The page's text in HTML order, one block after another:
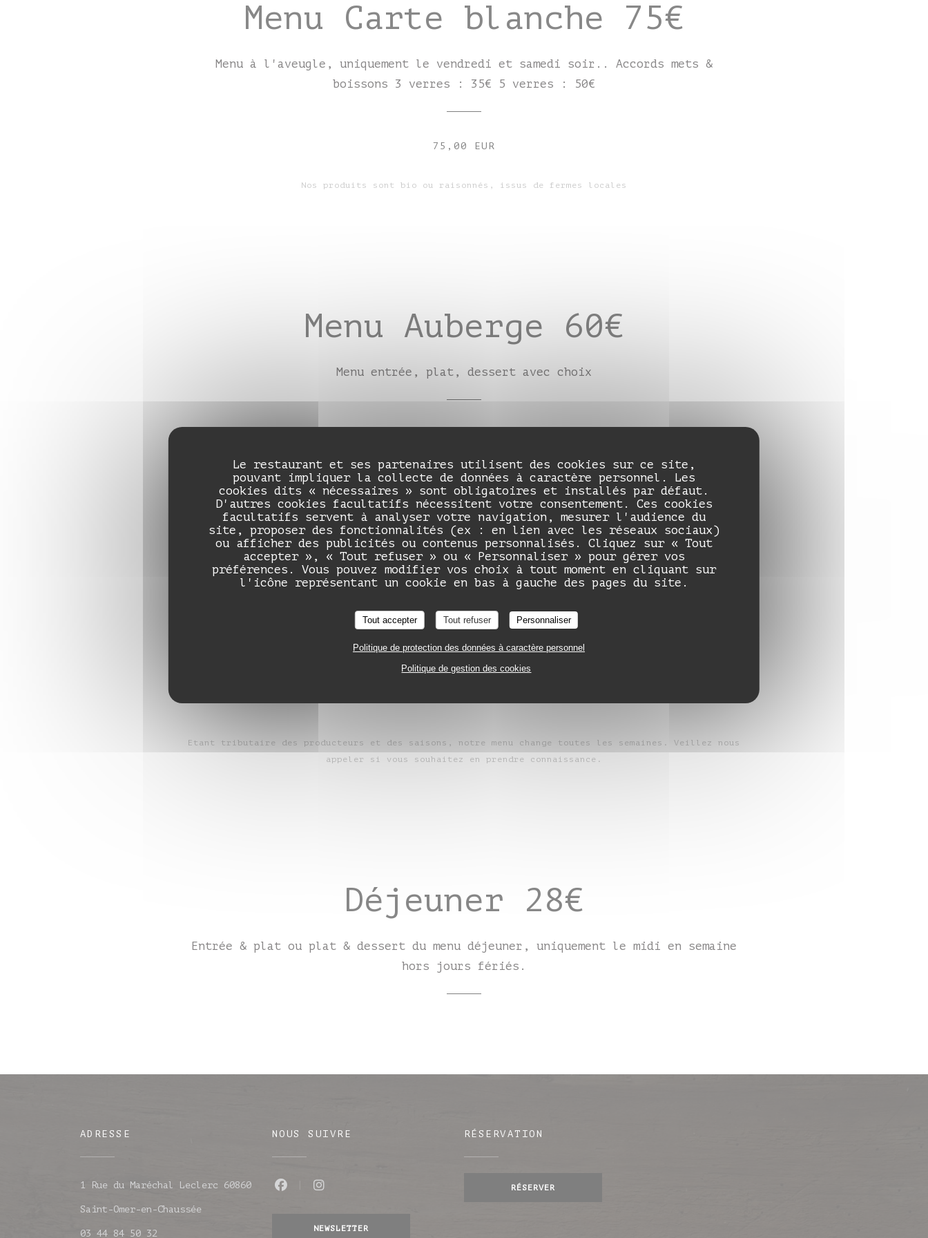
Le restaurant et ses partenaires utilisent des cookies sur ce site,
pouvant impliquer la collecte de données à caractère personnel. Les
cookies dits « nécessaires » sont obligatoires et installés par défaut.
D'autres cookies facultatifs nécessitent votre consentement. Ces cookies
facultatifs servent à analyser votre navigation, mesurer l'audience du
site, proposer des fonctionnalités (ex : en lien avec les réseaux sociaux)
ou afficher des publicités ou contenus personnalisés. Cliquez sur « Tout
accepter », « Tout refuser » ou « Personnaliser » pour gérer vos
préférences. Vous pouvez modifier vos choix à tout moment en cliquant sur
l'icône représentant un cookie en bas à gauche des pages du site.
Tout accepter Tout refuser Personnaliser
Politique de protection des données à caractère personnel
Politique de gestion des cookies
Menu Carte blanche 75€
Menu à l'aveugle, uniquement le vendredi et samedi soir.. Accords mets &
boissons 3 verres : 35€ 5 verres : 50€
75,00 EUR
Nos produits sont bio ou raisonnés, issus de fermes locales
Menu Auberge 60€
Menu entrée, plat, dessert avec choix
Menu Déjeuner 35€
Menu entrée, plat & dessert, uniquement le midi en semaine (mercredi, jeudi et
Etant tributaire des producteurs et des saisons, notre menu change toutes les semaines. Veillez nous
appeler si vous souhaitez en prendre connaissance.
Déjeuner 28€
Entrée & plat ou plat & dessert du menu déjeuner, uniquement le midi en semaine
hors jours fériés.
ADRESSE
1 Rue du Maréchal Leclerc 60860
Saint-Omer-en-Chaussée((ouvre une nouvelle fenêtre))
03 44 84 50 32
NOUS SUIVRE
NEWSLETTER
RÉSERVATION
RÉSERVER
Auberge de Monceaux